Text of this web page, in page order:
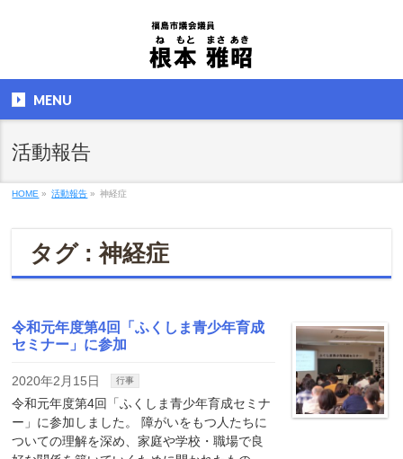
MENU
活動報告
HOME » 活動報告 » 神経症
タグ : 神経症
令和元年度第4回「ふくしま青少年育成
セミナー」に参加
2020年2月15日 行事
令和元年度第4回「ふくしま青少年育成セミナ
ー」に参加しました。 障がいをもつ人たちに
ついての理解を深め、家庭や学校・職場で良